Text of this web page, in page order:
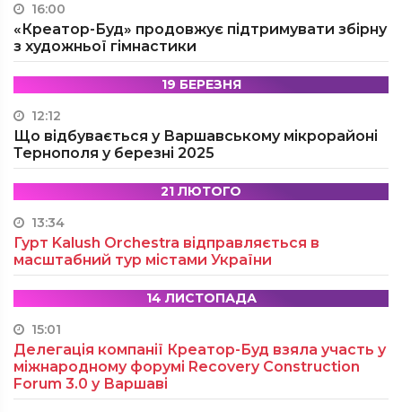
16:00
«Креатор-Буд» продовжує підтримувати збірну
з художньої гімнастики
19 БЕРЕЗНЯ
12:12
Що відбувається у Варшавському мікрорайоні
Тернополя у березні 2025
21 ЛЮТОГО
13:34
Гурт Kalush Orchestra відправляється в
масштабний тур містами України
14 ЛИСТОПАДА
15:01
Делегація компанії Креатор-Буд взяла участь у
міжнародному форумі Recovery Construction
Forum 3.0 у Варшаві